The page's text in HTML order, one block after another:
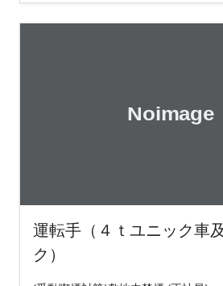
運転手（４ｔユニック車
ク）